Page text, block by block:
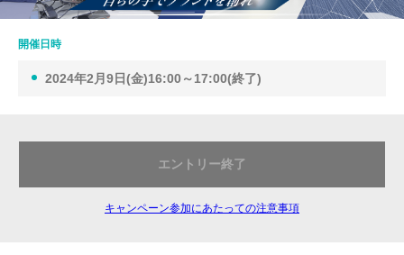
開催日時
2024年2月9日(金)16:00～17:00(終了)
エントリー終了
キャンペーン参加にあたっての注意事項